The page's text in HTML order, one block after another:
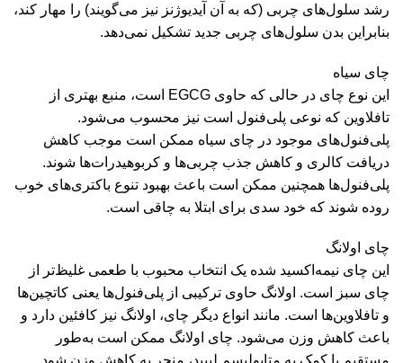
رشد سلول‌های چربی (که به آن آیدیوژنز نیز می‌گویند) را مهار کند،
بنابراین بدن سلول‌های چربی جدید تشکیل نمی‌دهد.
چای سیاه
این نوع چای در حالی که حاوی EGCG است، منبع بهتری از
تافلاوین که نوعی پلی‌فنول است نیز محسوب می‌شود.
پلی‌فنول‌های موجود در چای سیاه ممکن است موجب کاهش
دریافت کالری و کاهش جذب چربی‌ها و کربوهیدرات‌ها شوند.
پلی‌فنول‌ها همچنین ممکن است باعث بهبود تنوع باکتری‌های خوب
روده شوند که خود سدی برای ابتلا به چاقی است.
چای اولانگ
این چای نیمه‌اکسید شده یک انتخاب محبوب با طعمی غلیظ‌تر از
چای سبز است. اولانگ حاوی ترکیبی از پلی‌فنول‌ها یعنی کاتچین‌ها
و تافلاوین‌ها است. مانند انواع دیگر چای، اولانگ نیز کافئین دارد و
باعث کاهش وزن می‌شود. چای اولانگ ممکن است به‌‌‌طور
مستقیم با کمک به متابولیسم لیپید، منجر به کاهش وزن شود.